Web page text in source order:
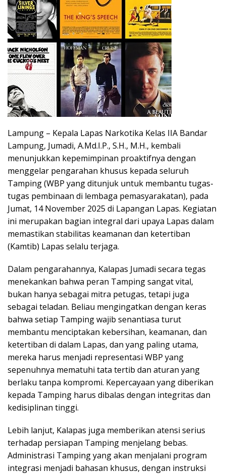
Lampung – Kepala Lapas Narkotika Kelas IIA Bandar
Lampung, Jumadi, A.Md.I.P., S.H., M.H., kembali
menunjukkan kepemimpinan proaktifnya dengan
menggelar pengarahan khusus kepada seluruh
Tamping (WBP yang ditunjuk untuk membantu tugas-
tugas pembinaan di lembaga pemasyarakatan), pada
Jumat, 14 November 2025 di Lapangan Lapas. Kegiatan
ini merupakan bagian integral dari upaya Lapas dalam
memastikan stabilitas keamanan dan ketertiban
(Kamtib) Lapas selalu terjaga.
Dalam pengarahannya, Kalapas Jumadi secara tegas
menekankan bahwa peran Tamping sangat vital,
bukan hanya sebagai mitra petugas, tetapi juga
sebagai teladan. Beliau mengingatkan dengan keras
bahwa setiap Tamping wajib senantiasa turut
membantu menciptakan kebersihan, keamanan, dan
ketertiban di dalam Lapas, dan yang paling utama,
mereka harus menjadi representasi WBP yang
sepenuhnya mematuhi tata tertib dan aturan yang
berlaku tanpa kompromi. Kepercayaan yang diberikan
kepada Tamping harus dibalas dengan integritas dan
kedisiplinan tinggi.
Lebih lanjut, Kalapas juga memberikan atensi serius
terhadap persiapan Tamping menjelang bebas.
Administrasi Tamping yang akan menjalani program
integrasi menjadi bahasan khusus, dengan instruksi